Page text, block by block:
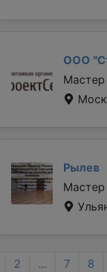
OOO
Мастер
Рылев
Мастер
2 ... 7 8